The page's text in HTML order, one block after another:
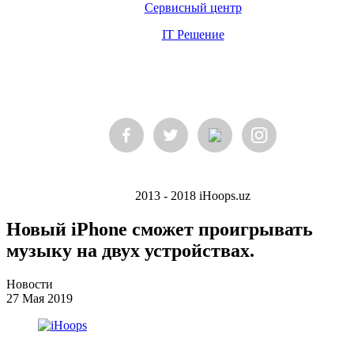
Сервисный центр
IT Решение
2013 - 2018 iHoops.uz
Новый iPhone сможет проигрывать
музыку на двух устройствах.
Новости
27 Мая 2019